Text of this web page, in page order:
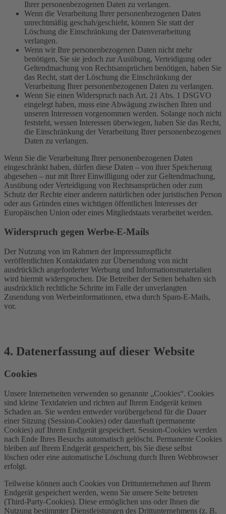
Ihrer personenbezogenen Daten zu verlangen.
Wenn die Verarbeitung Ihrer personenbezogenen Daten
unrechtmäßig geschah/geschieht, können Sie statt der
Löschung die Einschränkung der Datenverarbeitung
verlangen.
Wenn wir Ihre personenbezogenen Daten nicht mehr
benötigen, Sie sie jedoch zur Ausübung, Verteidigung oder
Geltendmachung von Rechtsansprüchen benötigen, haben Sie
das Recht, statt der Löschung die Einschränkung der
Verarbeitung Ihrer personenbezogenen Daten zu verlangen.
Wenn Sie einen Widerspruch nach Art. 21 Abs. 1 DSGVO
eingelegt haben, muss eine Abwägung zwischen Ihren und
unseren Interessen vorgenommen werden. Solange noch nicht
feststeht, wessen Interessen überwiegen, haben Sie das Recht,
die Einschränkung der Verarbeitung Ihrer personenbezogenen
Daten zu verlangen.
Wenn Sie die Verarbeitung Ihrer personenbezogenen Daten
eingeschränkt haben, dürfen diese Daten – von ihrer Speicherung
abgesehen – nur mit Ihrer Einwilligung oder zur Geltendmachung,
Ausübung oder Verteidigung von Rechtsansprüchen oder zum
Schutz der Rechte einer anderen natürlichen oder juristischen Person
oder aus Gründen eines wichtigen öffentlichen Interesses der
Europäischen Union oder eines Mitgliedstaats verarbeitet werden.
Widerspruch gegen Werbe-E-Mails
Der Nutzung von im Rahmen der Impressumspflicht
veröffentlichten Kontaktdaten zur Übersendung von nicht
ausdrücklich angeforderter Werbung und Informationsmaterialien
wird hiermit widersprochen. Die Betreiber der Seiten behalten sich
ausdrücklich rechtliche Schritte im Falle der unverlangten
Zusendung von Werbeinformationen, etwa durch Spam-E-Mails,
vor.
4. Datenerfassung auf dieser Website
Cookies
Unsere Internetseiten verwenden so genannte „Cookies“. Cookies
sind kleine Textdateien und richten auf Ihrem Endgerät keinen
Schaden an. Sie werden entweder vorübergehend für die Dauer
einer Sitzung (Session-Cookies) oder dauerhaft (permanente
Cookies) auf Ihrem Endgerät gespeichert. Session-Cookies werden
nach Ende Ihres Besuchs automatisch gelöscht. Permanente Cookies
bleiben auf Ihrem Endgerät gespeichert, bis Sie diese selbst
löschen oder eine automatische Löschung durch Ihren Webbrowser
erfolgt.
Teilweise können auch Cookies von Drittunternehmen auf Ihrem
Endgerät gespeichert werden, wenn Sie unsere Seite betreten
(Third-Party-Cookies). Diese ermöglichen uns oder Ihnen die
Nutzung bestimmter Dienstleistungen des Drittunternehmens (z. B.